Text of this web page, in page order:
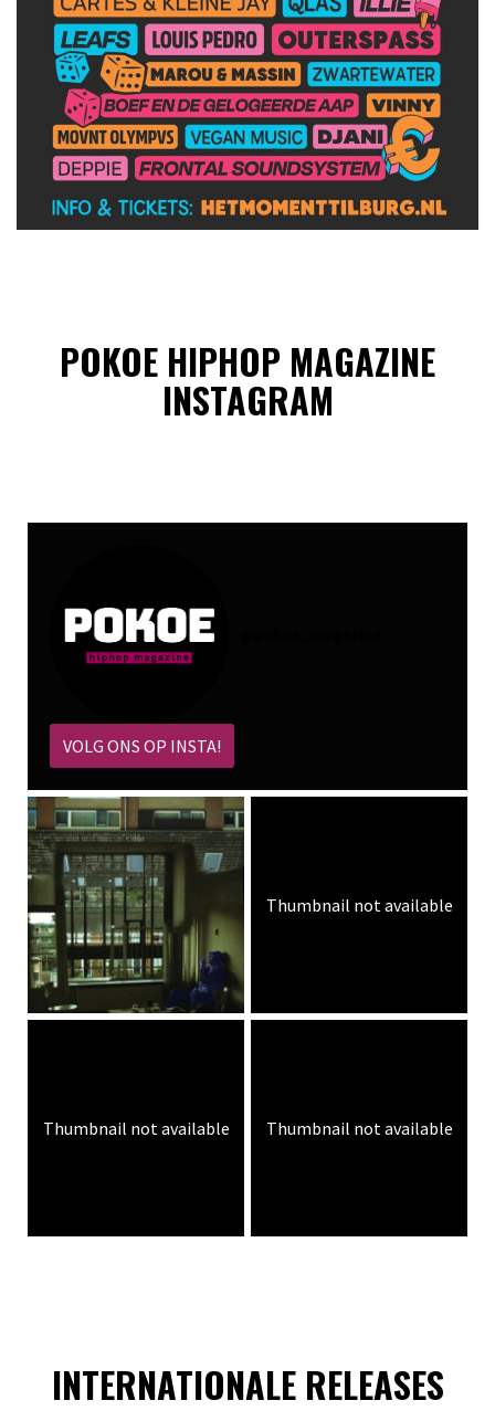
POKOE HIPHOP MAGAZINE
INSTAGRAM
VOLG ONS OP INSTA!
Thumbnail not available
Thumbnail not available Thumbnail not available
INTERNATIONALE RELEASES